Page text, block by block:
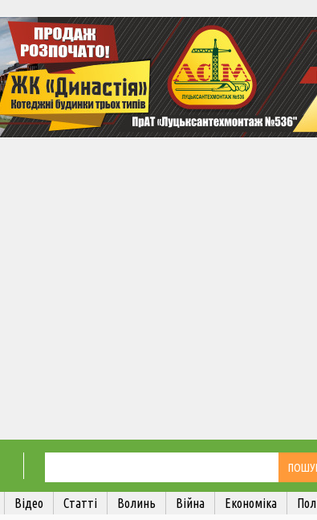
Відео Статті Волинь Війна Економіка